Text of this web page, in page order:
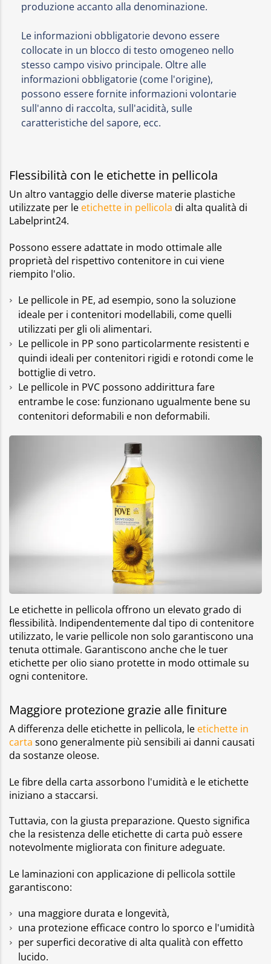
produzione accanto alla denominazione.
Le informazioni obbligatorie devono essere
collocate in un blocco di testo omogeneo nello
stesso campo visivo principale. Oltre alle
informazioni obbligatorie (come l'origine),
possono essere fornite informazioni volontarie
sull'anno di raccolta, sull'acidità, sulle
caratteristiche del sapore, ecc.
Flessibilità con le etichette in pellicola
Un altro vantaggio delle diverse materie plastiche
utilizzate per le etichette in pellicola di alta qualità di
Labelprint24.
Possono essere adattate in modo ottimale alle
proprietà del rispettivo contenitore in cui viene
riempito l'olio.
Le pellicole in PE, ad esempio, sono la soluzione
ideale per i contenitori modellabili, come quelli
utilizzati per gli oli alimentari.
Le pellicole in PP sono particolarmente resistenti e
quindi ideali per contenitori rigidi e rotondi come le
bottiglie di vetro.
Le pellicole in PVC possono addirittura fare
entrambe le cose: funzionano ugualmente bene su
contenitori deformabili e non deformabili.
Le etichette in pellicola offrono un elevato grado di
flessibilità. Indipendentemente dal tipo di contenitore
utilizzato, le varie pellicole non solo garantiscono una
tenuta ottimale. Garantiscono anche che le tuer
etichette per olio siano protette in modo ottimale su
ogni contenitore.
Maggiore protezione grazie alle finiture
A differenza delle etichette in pellicola, le etichette in
carta sono generalmente più sensibili ai danni causati
da sostanze oleose.
Le fibre della carta assorbono l'umidità e le etichette
iniziano a staccarsi.
Tuttavia, con la giusta preparazione. Questo significa
che la resistenza delle etichette di carta può essere
notevolmente migliorata con finiture adeguate.
Le laminazioni con applicazione di pellicola sottile
garantiscono:
una maggiore durata e longevità,
una protezione efficace contro lo sporco e l'umidità
per superfici decorative di alta qualità con effetto
lucido.